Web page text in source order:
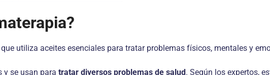
que utiliza aceites esenciales para tratar problemas físicos, mentales y
y se usan para tratar diversos problemas de salud. Según los expertos,